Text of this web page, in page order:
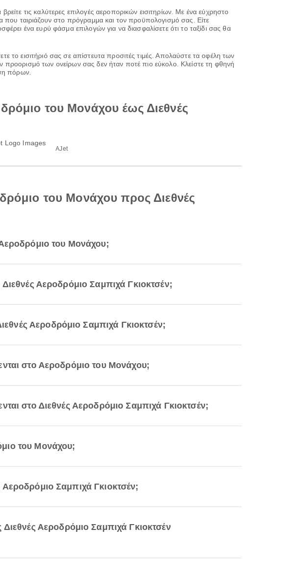
τις καλύτερες επιλογές αεροπορικών εισιτηρίων. Με ένα εύχρηστο
που ταιριάζουν στο πρόγραμμα και τον προϋπολογισμό σας. Είτε
ένα ευρύ φάσμα επιλογών για να διασφαλίσετε ότι το ταξίδι σας θα
το εισιτήριό σας σε απίστευτα προσιτές τιμές. Απολαύστε τα οφέλη των
των ονείρων σας δεν ήταν ποτέ πιο εύκολο. Κλείστε τη φθηνή
πόρων.
του Μονάχου έως Διεθνές
AJet
του Μονάχου προς Διεθνές
Αεροδρόμιο του Μονάχου;
Διεθνές Αεροδρόμιο Σαμπιχά Γκιοκτσέν;
Αεροδρόμιο Σαμπιχά Γκιοκτσέν;
στο Αεροδρόμιο του Μονάχου;
στο Διεθνές Αεροδρόμιο Σαμπιχά Γκιοκτσέν;
του Μονάχου;
Αεροδρόμιο Σαμπιχά Γκιοκτσέν;
Αεροδρόμιο Σαμπιχά Γκιοκτσέν